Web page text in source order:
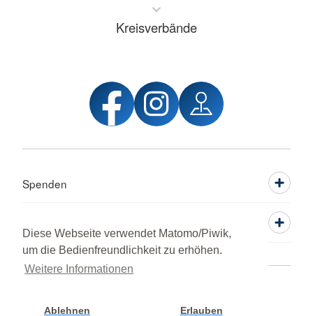
Diese Webseite verwendet Matomo/Piwik,
um die Bedienfreundlichkeit zu erhöhen.
Weitere Informationen
Ablehnen Erlauben
Kreisverbände
Spenden
© 2026 DRK-Ortsverein Hanau